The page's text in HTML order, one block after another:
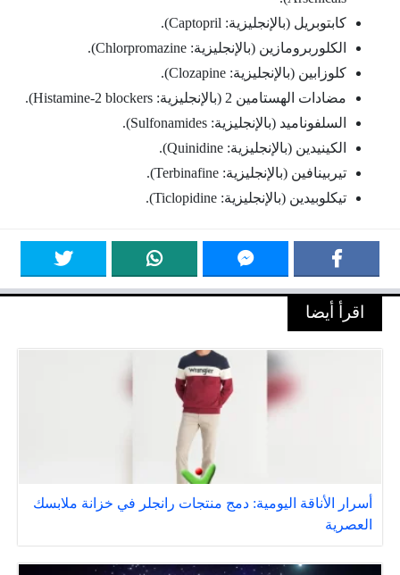
كابتوبريل (بالإنجليزية: Captopril).
الكلوربرومازين (بالإنجليزية: Chlorpromazine).
كلوزابين (بالإنجليزية: Clozapine).
مضادات الهستامين 2 (بالإنجليزية: Histamine-2 blockers).
السلفوناميد (بالإنجليزية: Sulfonamides).
الكينيدين (بالإنجليزية: Quinidine).
تيربينافين (بالإنجليزية: Terbinafine).
تيكلوبيدين (بالإنجليزية: Ticlopidine).
اقرأ أيضا
أسرار الأناقة اليومية: دمج منتجات رانجلر في خزانة ملابسك
العصرية